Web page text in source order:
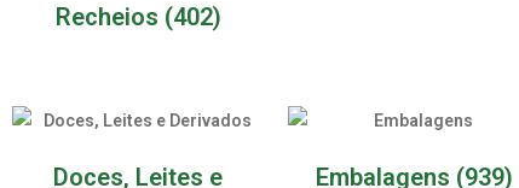
Recheios (402)
Doces, Leites e
Embalagens (939)